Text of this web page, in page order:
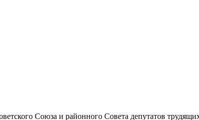
Союза и районного Совета депутатов